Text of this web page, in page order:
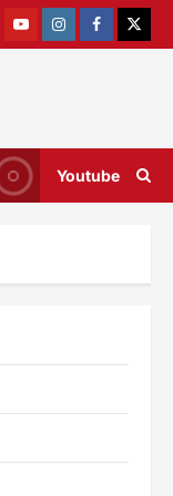
Youtube